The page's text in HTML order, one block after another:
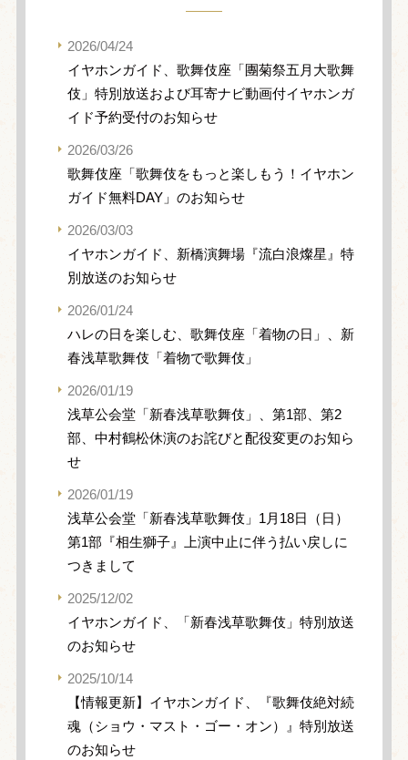
2026/04/24
イヤホンガイド、歌舞伎座「團菊祭五月大歌舞
伎」特別放送および耳寄ナビ動画付イヤホンガ
イド予約受付のお知らせ
2026/03/26
歌舞伎座「歌舞伎をもっと楽しもう！イヤホン
ガイド無料DAY」のお知らせ
2026/03/03
イヤホンガイド、新橋演舞場『流白浪燦星』特
別放送のお知らせ
2026/01/24
ハレの日を楽しむ、歌舞伎座「着物の日」、新
春浅草歌舞伎「着物で歌舞伎」
2026/01/19
浅草公会堂「新春浅草歌舞伎」、第1部、第2
部、中村鶴松休演のお詫びと配役変更のお知ら
せ
2026/01/19
浅草公会堂「新春浅草歌舞伎」1月18日（日）
第1部『相生獅子』上演中止に伴う払い戻しに
つきまして
2025/12/02
イヤホンガイド、「新春浅草歌舞伎」特別放送
のお知らせ
2025/10/14
【情報更新】イヤホンガイド、『歌舞伎絶対続
魂（ショウ・マスト・ゴー・オン）』特別放送
のお知らせ